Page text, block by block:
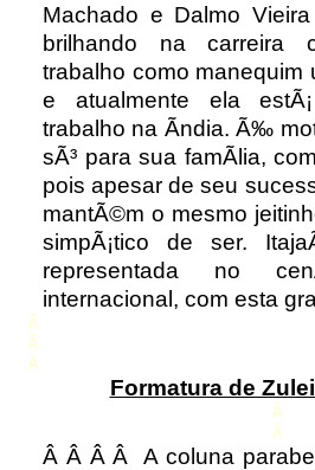
Machado e Dalmo
brilhando na carreira
trabalho como manequim
e atualmente ela
trabalho na Ãndia. Ã‰
sÃ³ para sua famÃ­lia,
pois apesar de seu
mantÃ©m o mesmo
simpÃ¡tico de ser.
representada no
internacional, com esta
Â
Â
Â
Formatura de
Â
Â
Â Â Â Â A coluna